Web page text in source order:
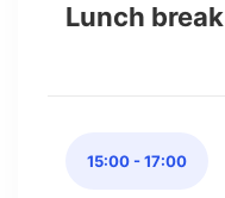
Lunch break
15:00 - 17:00